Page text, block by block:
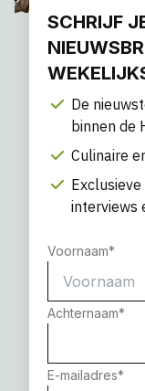
SCHRIJF
De
binnen de
Culinaire
interviews
Voornaam*
Achternaam*
E-mailadres*